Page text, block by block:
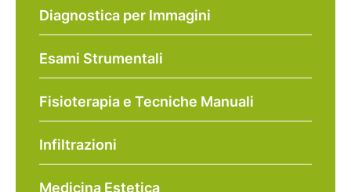
Diagnostica per Immagini
Esami Strumentali
Fisioterapia e Tecniche Manuali
Infiltrazioni
Medicina Estetica